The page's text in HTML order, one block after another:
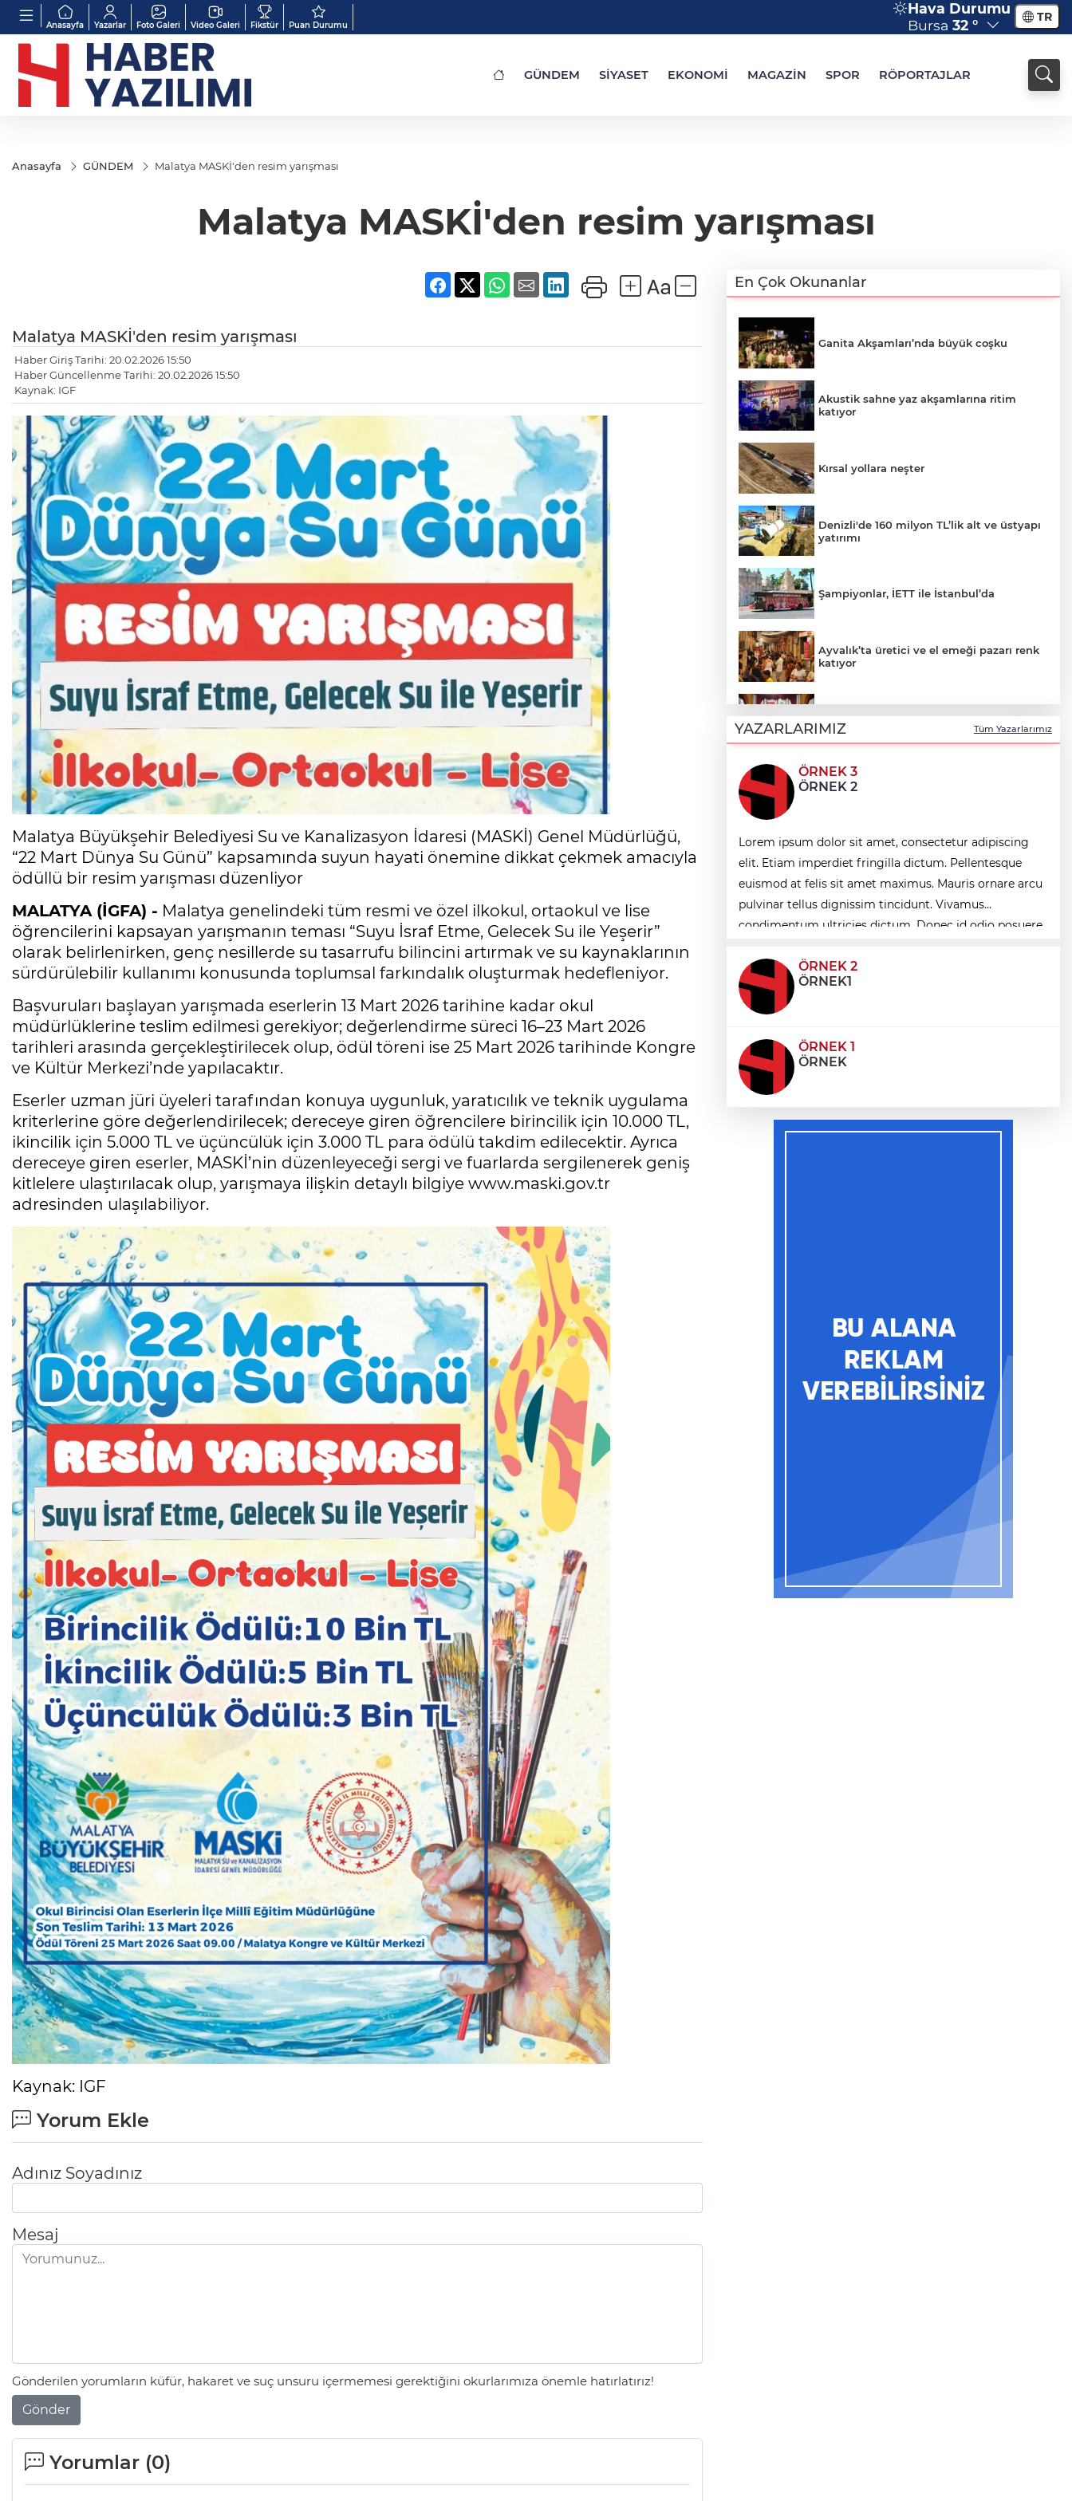
Anasayfa Yazarlar Foto Galeri Video Galeri Fikstür Puan Durumu
Hava Durumu
Bursa 32 ° TR
GÜNDEM SİYASET EKONOMİ MAGAZİN SPOR RÖPORTAJLAR
Anasayfa GÜNDEM Malatya MASKİ'den resim yarışması
Malatya MASKİ'den resim yarışması
Malatya MASKİ'den resim yarışması
Haber Giriş Tarihi: 20.02.2026 15:50
Haber Güncellenme Tarihi: 20.02.2026 15:50
Kaynak: IGF
Malatya Büyükşehir Belediyesi Su ve Kanalizasyon İdaresi (MASKİ) Genel Müdürlüğü,
“22 Mart Dünya Su Günü” kapsamında suyun hayati önemine dikkat çekmek amacıyla
ödüllü bir resim yarışması düzenliyor
MALATYA (İGFA) - Malatya genelindeki tüm resmi ve özel ilkokul, ortaokul ve lise
öğrencilerini kapsayan yarışmanın teması “Suyu İsraf Etme, Gelecek Su ile Yeşerir”
olarak belirlenirken, genç nesillerde su tasarrufu bilincini artırmak ve su kaynaklarının
sürdürülebilir kullanımı konusunda toplumsal farkındalık oluşturmak hedefleniyor.
Başvuruları başlayan yarışmada eserlerin 13 Mart 2026 tarihine kadar okul
müdürlüklerine teslim edilmesi gerekiyor; değerlendirme süreci 16–23 Mart 2026
tarihleri arasında gerçekleştirilecek olup, ödül töreni ise 25 Mart 2026 tarihinde Kongre
ve Kültür Merkezi’nde yapılacaktır.
Eserler uzman jüri üyeleri tarafından konuya uygunluk, yaratıcılık ve teknik uygulama
kriterlerine göre değerlendirilecek; dereceye giren öğrencilere birincilik için 10.000 TL,
ikincilik için 5.000 TL ve üçüncülük için 3.000 TL para ödülü takdim edilecektir. Ayrıca
dereceye giren eserler, MASKİ’nin düzenleyeceği sergi ve fuarlarda sergilenerek geniş
kitlelere ulaştırılacak olup, yarışmaya ilişkin detaylı bilgiye www.maski.gov.tr
adresinden ulaşılabiliyor.
Kaynak: IGF
Yorum Ekle
Adınız Soyadınız
Mesaj
Gönderilen yorumların küfür, hakaret ve suç unsuru içermemesi gerektiğini okurlarımıza önemle hatırlatırız!
Gönder
Yorumlar (0)
En Çok Okunanlar
Ganita Akşamları’nda büyük coşku
Akustik sahne yaz akşamlarına ritim
katıyor
Kırsal yollara neşter
Denizli'de 160 milyon TL’lik alt ve üstyapı
yatırımı
Şampiyonlar, İETT ile İstanbul’da
Ayvalık’ta üretici ve el emeği pazarı renk
katıyor
birliği
İpsala OSB'nin gelişimi için kritik ziyaret
Bursa Büyükşehir Harmancık’ta da yolları
yeniliyor
Ağrı'da toplu sünnet şöleni
YAZARLARIMIZ Tüm Yazarlarımız
ÖRNEK 3
ÖRNEK 2
Lorem ipsum dolor sit amet, consectetur adipiscing
elit. Etiam imperdiet fringilla dictum. Pellentesque
euismod at felis sit amet maximus. Mauris ornare arcu
pulvinar tellus dignissim tincidunt. Vivamus
condimentum ultricies dictum. Donec id odio posuere,
ÖRNEK 2
ÖRNEK1
ÖRNEK 1
ÖRNEK